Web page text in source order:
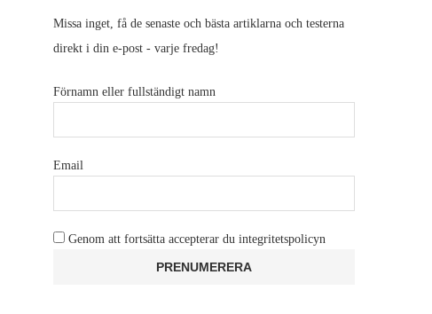
Missa inget, få de senaste och bästa artiklarna och testerna
direkt i din e-post - varje fredag!
Förnamn eller fullständigt namn
Email
Genom att fortsätta accepterar du integritetspolicyn